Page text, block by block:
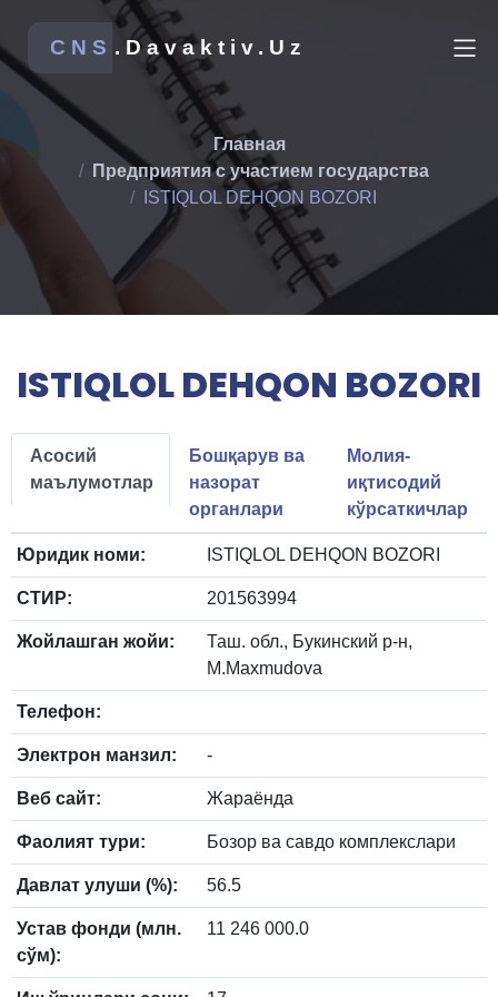
CNS .Davaktiv.Uz
Главная
Предприятия с участием государства
ISTIQLOL DEHQON BOZORI
ISTIQLOL DEHQON BOZORI
Асосий
маълумотлар
Бошқарув ва
назорат
органлари
Молия-
иқтисодий
кўрсаткичлар
Юридик номи: ISTIQLOL DEHQON BOZORI
СТИР: 201563994
Жойлашган жойи:
Таш. обл., Букинский р-н,
M.Maxmudova
Телефон:
Электрон манзил: -
Веб сайт: Жараёнда
Фаолият тури: Бозор ва савдо комплекслари
Давлат улуши (%): 56.5
Устав фонди (млн.
сўм):
11 246 000.0